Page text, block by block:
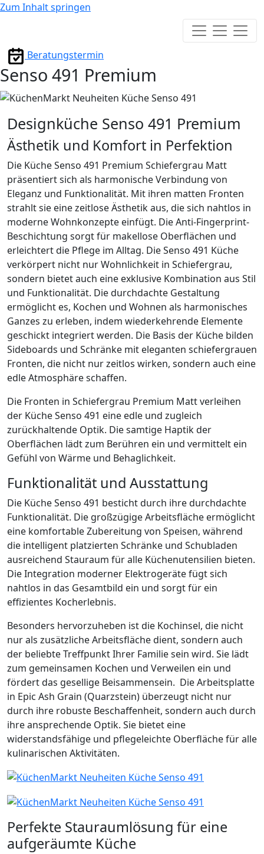
Zum Inhalt springen
Hauptmenü
Beratungstermin
Senso 491 Premium
Designküche Senso 491 Premium
Ästhetik und Komfort in Perfektion
Die Küche Senso 491 Premium Schiefergrau Matt
präsentiert sich als harmonische Verbindung von
Eleganz und Funktionalität. Mit ihren matten Fronten
strahlt sie eine zeitlose Ästhetik aus, die sich nahtlos in
moderne Wohnkonzepte einfügt. Die Anti-Fingerprint-
Beschichtung sorgt für makellose Oberflächen und
erleichtert die Pflege im Alltag. Die Senso 491 Küche
verkörpert nicht nur Wohnlichkeit in Schiefergrau,
sondern bietet auch eine exklusive Kombination aus Stil
und Funktionalität. Die durchdachte Gestaltung
ermöglicht es, Kochen und Wohnen als harmonisches
Ganzes zu erleben, indem wiederkehrende Elemente
geschickt integriert werden. Die Basis der Küche bilden
Sideboards und Schränke mit eleganten schiefergrauen
Fronten, die nicht nur zeitlos wirken, sondern auch eine
edle Atmosphäre schaffen.
Die Fronten in Schiefergrau Premium Matt verleihen
der Küche Senso 491 eine edle und zugleich
zurückhaltende Optik. Die samtige Haptik der
Oberflächen lädt zum Berühren ein und vermittelt ein
Gefühl von Wärme und Behaglichkeit.
Funktionalität und Ausstattung
Die Küche Senso 491 besticht durch ihre durchdachte
Funktionalität. Die großzügige Arbeitsfläche ermöglicht
eine komfortable Zubereitung von Speisen, während
die intelligent platzierten Schränke und Schubladen
ausreichend Stauraum für alle Küchenutensilien bieten.
Die Integration moderner Elektrogeräte fügt sich
nahtlos in das Gesamtbild ein und sorgt für ein
effizientes Kocherlebnis.​
Besonders hervorzuheben ist die Kochinsel, die nicht
nur als zusätzliche Arbeitsfläche dient, sondern auch
der beliebte Treffpunkt Ihrer Familie sein wird. Sie lädt
zum gemeinsamen Kochen und Verweilen ein und
fördert das gesellige Beisammensein. Die Arbeitsplatte
in Epic Ash Grain (Quarzstein) überzeugt nicht nur
durch ihre robuste Beschaffenheit, sondern auch durch
ihre ansprechende Optik. Sie bietet eine
widerstandsfähige und pflegeleichte Oberfläche für alle
kulinarischen Aktivitäten.
Perfekte Stauraumlösung für eine
aufgeräumte Küche